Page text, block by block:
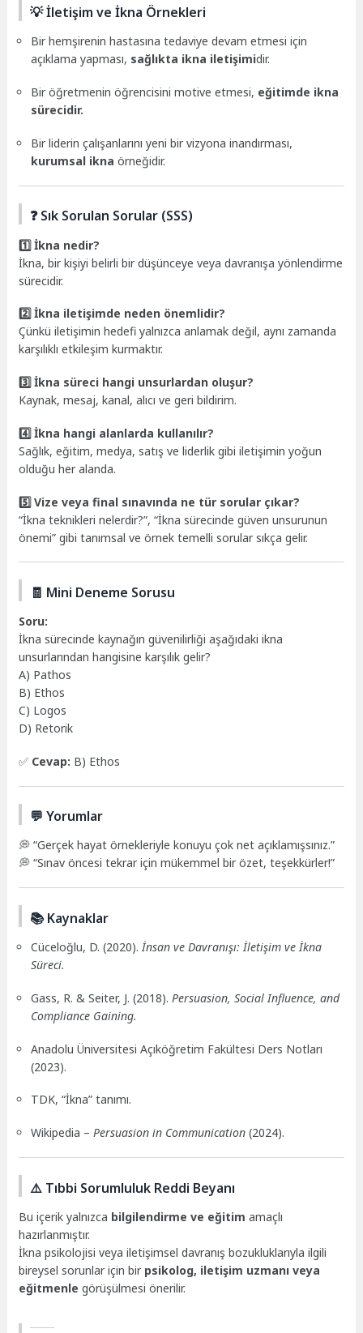
💡 İletişim ve İkna Örnekleri
Bir hemşirenin hastasına tedaviye devam etmesi için
açıklama yapması, sağlıkta ikna iletişimidir.
Bir öğretmenin öğrencisini motive etmesi, eğitimde ikna
sürecidir.
Bir liderin çalışanlarını yeni bir vizyona inandırması,
kurumsal ikna örneğidir.
❓ Sık Sorulan Sorular (SSS)
1️⃣ İkna nedir?
İkna, bir kişiyi belirli bir düşünceye veya davranışa yönlendirme
sürecidir.
2️⃣ İkna iletişimde neden önemlidir?
Çünkü iletişimin hedefi yalnızca anlamak değil, aynı zamanda
karşılıklı etkileşim kurmaktır.
3️⃣ İkna süreci hangi unsurlardan oluşur?
Kaynak, mesaj, kanal, alıcı ve geri bildirim.
4️⃣ İkna hangi alanlarda kullanılır?
Sağlık, eğitim, medya, satış ve liderlik gibi iletişimin yoğun
olduğu her alanda.
5️⃣ Vize veya final sınavında ne tür sorular çıkar?
“İkna teknikleri nelerdir?”, “İkna sürecinde güven unsurunun
önemi” gibi tanımsal ve örnek temelli sorular sıkça gelir.
🧾 Mini Deneme Sorusu
Soru:
İkna sürecinde kaynağın güvenilirliği aşağıdaki ikna
unsurlarından hangisine karşılık gelir?
A) Pathos
B) Ethos
C) Logos
D) Retorik
✅ Cevap: B) Ethos
💬 Yorumlar
💭 “Gerçek hayat örnekleriyle konuyu çok net açıklamışsınız.”
💭 “Sınav öncesi tekrar için mükemmel bir özet, teşekkürler!”
📚 Kaynaklar
Cüceloğlu, D. (2020).İnsan ve Davranışı: İletişim ve İkna
Süreci.
Gass, R. & Seiter, J. (2018). Persuasion, Social Influence, and
Compliance Gaining.
Anadolu Üniversitesi Açıköğretim Fakültesi Ders Notları
(2023).
TDK, “İkna” tanımı.
Wikipedia –Persuasion in Communication (2024).
⚠️ Tıbbi Sorumluluk Reddi Beyanı
Bu içerik yalnızca bilgilendirme ve eğitim amaçlı
hazırlanmıştır.
İkna psikolojisi veya iletişimsel davranış bozukluklarıyla ilgili
bireysel sorunlar için bir psikolog, iletişim uzmanı veya
eğitmenle görüşülmesi önerilir.